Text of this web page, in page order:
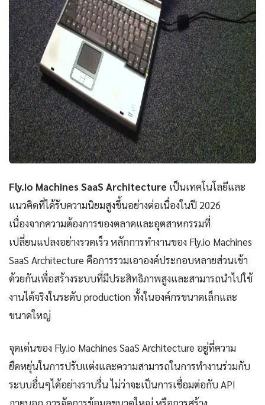
Fly.io Machines SaaS Architecture เป็นเทคโนโลยีและ
แนวคิดที่ได้รับความนิยมสูงขึ้นอย่างต่อเนื่องในปี 2026
เนื่องจากความต้องการของตลาดและอุตสาหกรรมที่
เปลี่ยนแปลงอย่างรวดเร็ว หลักการทำงานของ Fly.io Machines
SaaS Architecture คือการรวมเอาองค์ประกอบหลายส่วนเข้า
ด้วยกันเพื่อสร้างระบบที่มีประสิทธิภาพสูงและสามารถนำไปใช้
งานได้จริงในระดับ production ทั้งในองค์กรขนาดเล็กและ
ขนาดใหญ่
จุดเด่นของ Fly.io Machines SaaS Architecture อยู่ที่ความ
ยืดหยุ่นในการปรับแต่งและความสามารถในการทำงานร่วมกับ
ระบบอื่นๆได้อย่างราบรื่น ไม่ว่าจะเป็นการเชื่อมต่อกับ API